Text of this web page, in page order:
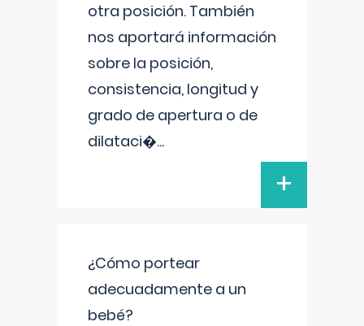
otra posición. También
nos aportará información
sobre la posición,
consistencia, longitud y
grado de apertura o de
dilataci�...
+
¿Cómo portear
adecuadamente a un
bebé?